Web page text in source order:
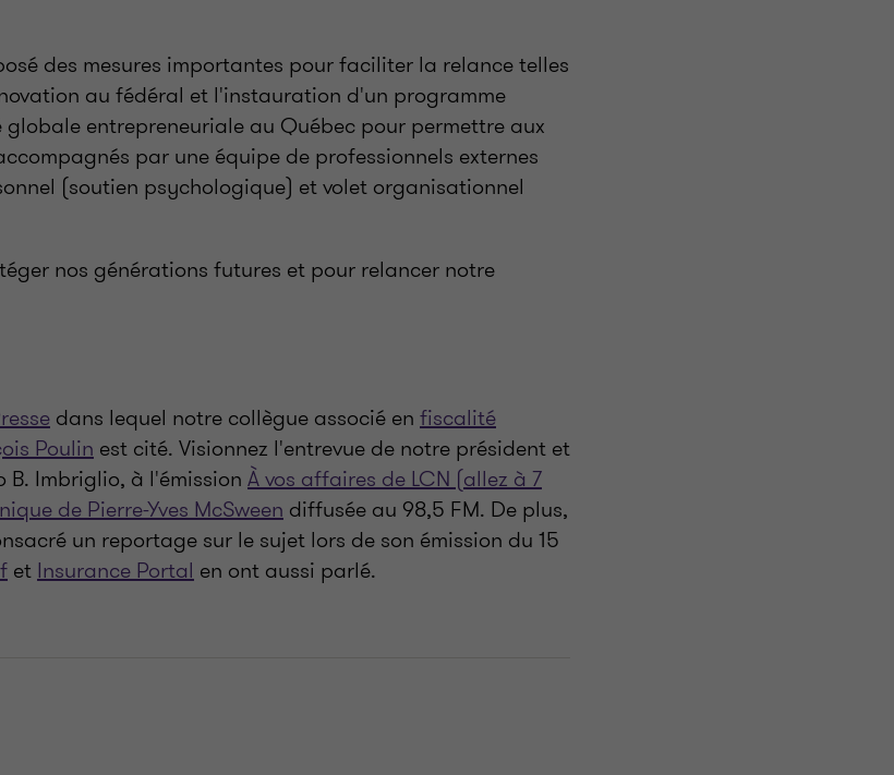
des mesures importantes pour faciliter la relance telles
au fédéral et l'instauration d'un programme
entrepreneuriale au Québec pour permettre aux
par une équipe de professionnels externes
(soutien psychologique) et volet organisationnel
nos générations futures et pour relancer notre
dans lequel notre collègue associé en fiscalité
Poulin est cité. Visionnez l'entrevue de notre président et
Imbriglio, à l'émission À vos affaires de LCN (allez à 7
de Pierre-Yves McSween diffusée au 98,5 FM. De plus,
un reportage sur le sujet lors de son émission du 15
et Insurance Portal en ont aussi parlé.